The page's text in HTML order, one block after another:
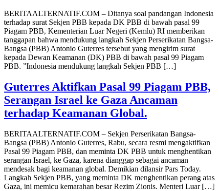
BERITAALTERNATIF.COM – Ditanya soal pandangan Indonesia
terhadap surat Sekjen PBB kepada DK PBB di bawah pasal 99
Piagam PBB, Kementerian Luar Negeri (Kemlu) RI memberikan
tanggapan bahwa mendukung langkah Sekjen Perserikatan Bangsa-
Bangsa (PBB) Antonio Guterres tersebut yang mengirim surat
kepada Dewan Keamanan (DK) PBB di bawah pasal 99 Piagam
PBB. ⁠”Indonesia mendukung langkah Sekjen PBB […]
Guterres Aktifkan Pasal 99 Piagam PBB,
Serangan Israel ke Gaza Ancaman
terhadap Keamanan Global.
BERITAALTERNATIF.COM – Sekjen Perserikatan Bangsa-
Bangsa (PBB) Antonio Guterres, Rabu, secara resmi mengaktifkan
Pasal 99 Piagam PBB, dan meminta DK PBB untuk menghentikan
serangan Israel, ke Gaza, karena dianggap sebagai ancaman
mendesak bagi keamanan global. Demikian dilansir Pars Today.
Langkah Sekjen PBB, yang meminta DK menghentikan perang atas
Gaza, ini memicu kemarahan besar Rezim Zionis. Menteri Luar […]